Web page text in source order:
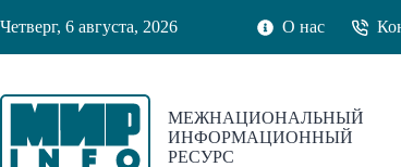
к
Четверг, 6 августа, 2026 О нас
МЕЖНАЦИОНАЛЬНЫЙ
ИНФОРМАЦИОННЫЙ
РЕСУРС